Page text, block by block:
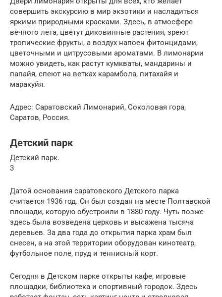
совершить экскурсию в мир экзотики и насладиться
яркими природными красками. Здесь, в атмосфере
вечного лета, цветут диковинные растения, зреют
тропические фрукты, а воздух напоен фитонцидами,
цветочными и цитрусовыми ароматами. В лимонарии
можно увидеть, как растут кумкваты, мандарины и
папайя, спеют на ветках карамбола, питахайя и
маракуйя.
Адрес: Саратовский Лимонарий, Соколовая гора,
Саратов, Россия.
Детский парк
Детский парк.
3
Датой основания саратовского Детского парка
считается 1936 год. Он был создан на месте Полтавской
площади, которую обустроили в 1880 году. Чуть позже
здесь была возведена церковь и высажена тысяча
деревьев. За два года до открытия парка храм был
снесен, а на этой территории оборудован кинотеатр,
футбольное поле, пруд и теннисный корт.
Сегодня в Детском парке открыты кафе, игровые
площадки, библиотека и спортивный городок. Здесь